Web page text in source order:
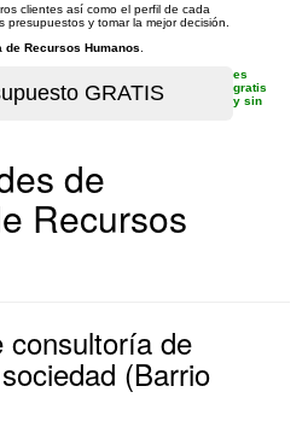
clientes así como el perfil de cada
y tomar la mejor decisión.
de Recursos Humanos
es
gratis
y sin
de
Recursos
consultoría de
(Barrio